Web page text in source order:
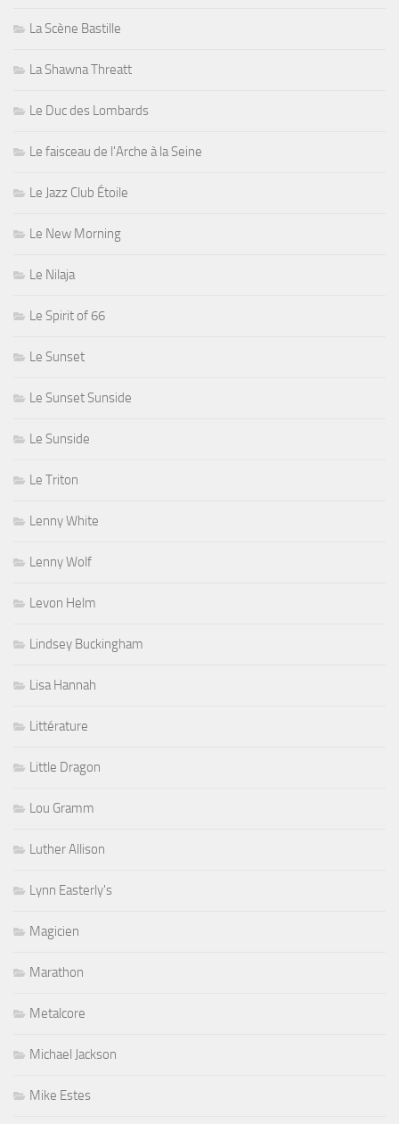
La Scène Bastille
La Shawna Threatt
Le Duc des Lombards
Le faisceau de l'Arche à la Seine
Le Jazz Club Étoile
Le New Morning
Le Nilaja
Le Spirit of 66
Le Sunset
Le Sunset Sunside
Le Sunside
Le Triton
Lenny White
Lenny Wolf
Levon Helm
Lindsey Buckingham
Lisa Hannah
Littérature
Little Dragon
Lou Gramm
Luther Allison
Lynn Easterly's
Magicien
Marathon
Metalcore
Michael Jackson
Mike Estes